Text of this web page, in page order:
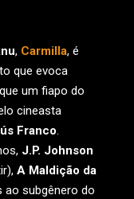
, Carmilla, é
que evoca
um fiapo do
cineasta
Franco.
J.P. Johnson
A Maldição da
ao subgênero do